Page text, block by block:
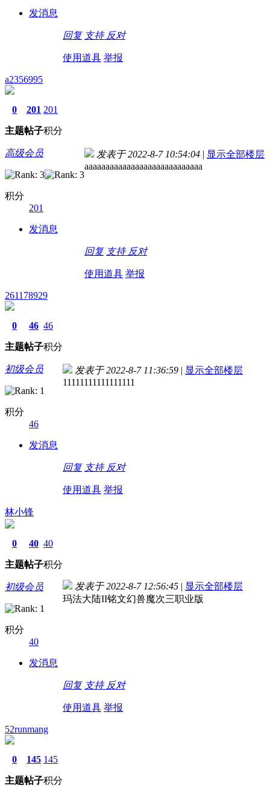
发消息
回复 支持 反对
使用道具 举报
a2356995
0
主题
201
帖子
201
积分
高级会员
积分
201
发消息
发表于 2022-8-7 10:54:04 | 显示全部楼层
aaaaaaaaaaaaaaaaaaaaaaaaaaaa
回复 支持 反对
使用道具 举报
261178929
0
主题
46
帖子
46
积分
初级会员
积分
46
发消息
发表于 2022-8-7 11:36:59 | 显示全部楼层
11111111111111111
回复 支持 反对
使用道具 举报
林小锋
0
主题
40
帖子
40
积分
初级会员
积分
40
发消息
发表于 2022-8-7 12:56:45 | 显示全部楼层
玛法大陆II铭文幻兽魔次三职业版
回复 支持 反对
使用道具 举报
52runmang
0
主题
145
帖子
145
积分